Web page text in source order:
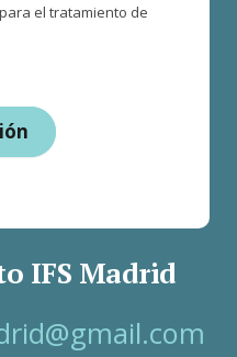
el tratamiento de
IFS Madrid